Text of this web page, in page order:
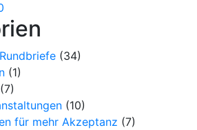
(34)
(1)
(7)
(10)
für mehr Akzeptanz (7)